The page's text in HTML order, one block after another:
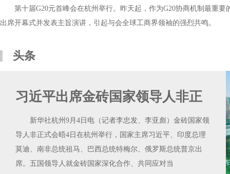
第十届G20元首峰会在杭州举行。昨天起，作为G20协商机制最重
出席开幕式并发表主旨演讲，引起与会全球工商界领袖的强烈共鸣。
头条
习近平出席金砖国家领导人非正
新华社杭州9月4日电（记者李忠发、李亚彪）金砖国家领
导人非正式会晤4日在杭州举行，国家主席习近平、印度总理
莫迪、南非总统祖马、巴西总统特梅尔、俄罗斯总统普京出
席。五国领导人就金砖国家深化合作、共同应对当